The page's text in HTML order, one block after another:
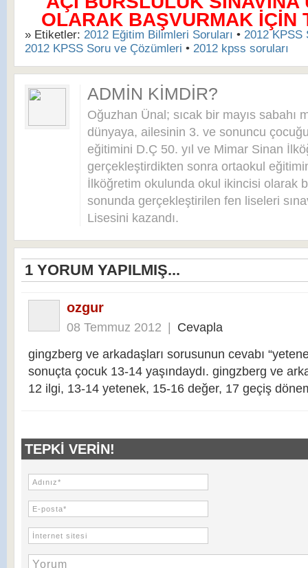
OLARAK BAŞVURMAK İÇİN
» Etiketler: 2012 Eğitim Bilimleri Soruları • 2012 KPSS
2012 KPSS Soru ve Çözümleri • 2012 kpss soruları
ADMIN KIMDIR?
Oğuzhan Ünal; sıcak bir mayıs sabahı
dünyaya, ailesinin 3. ve sonuncu
eğitimini D.Ç 50. yıl ve Mimar Sinan
gerçekleştirdikten sonra ortaokul
İlköğretim okulunda okul ikincisi olarak
sonunda gerçekleştirilen fen liseleri
Lisesini kazandı.
1 YORUM YAPILMIŞ...
ozgur
08 Temmuz 2012 | Cevapla
gingzberg ve arkadaşları sorusunun cevabı
sonuçta çocuk 13-14 yaşındaydı. gingzberg ve
12 ilgi, 13-14 yetenek, 15-16 değer, 17 geçiş
TEPKI VERIN!